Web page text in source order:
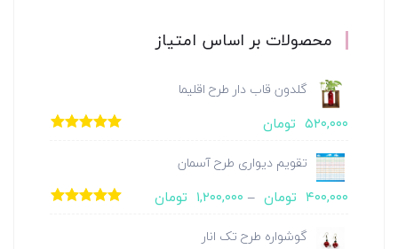
محصولات بر اساس امتیاز
گلدون قاب دار طرح اقلیما
۵۲۰,۰۰۰ تومان
تقویم دیواری طرح آسمان
۴۰۰,۰۰۰ تومان– ۱,۲۰۰,۰۰۰ تومان
گوشواره طرح تک انار